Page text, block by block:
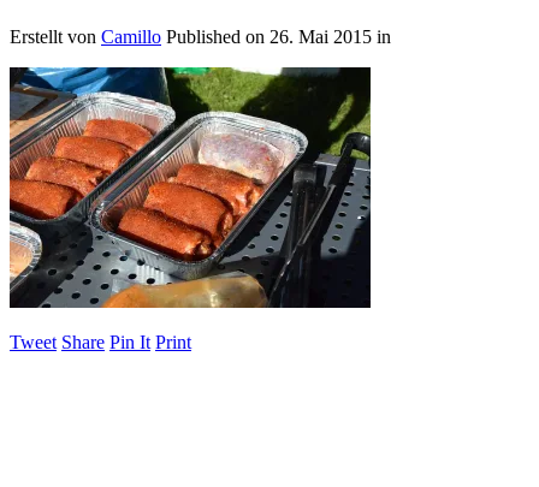
Erstellt von Camillo Published on 26. Mai 2015 in
Tweet Share Pin It Print